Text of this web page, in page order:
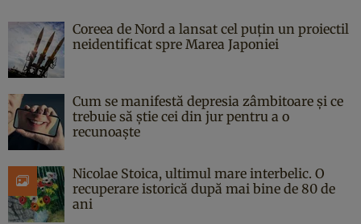
Coreea de Nord a lansat cel puțin un proiectil
neidentificat spre Marea Japoniei
Cum se manifestă depresia zâmbitoare și ce
trebuie să știe cei din jur pentru a o
recunoaște
Nicolae Stoica, ultimul mare interbelic. O
recuperare istorică după mai bine de 80 de
ani